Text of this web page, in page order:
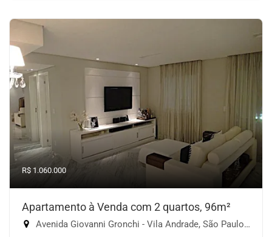
R$ 1.060.000
Apartamento à Venda com 2 quartos, 96m²
Avenida Giovanni Gronchi - Vila Andrade, São Paulo-SP